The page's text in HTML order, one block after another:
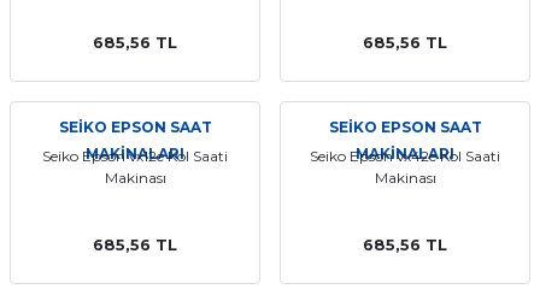
685,56 TL 685,56 TL
SEİKO EPSON SAAT
MAKİNALARI
Seiko Epson vx12e Kol Saati
Makinası
685,56 TL
SEİKO EPSON SAAT
MAKİNALARI
Seiko Epson vx42e Kol Saati
Makinası
685,56 TL